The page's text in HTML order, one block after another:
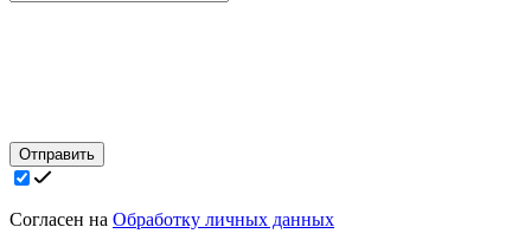
Отправить
Согласен на Обработку личных данных